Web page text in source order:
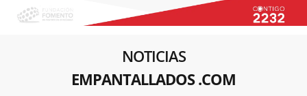
NOTICIAS
EMPANTALLADOS .COM